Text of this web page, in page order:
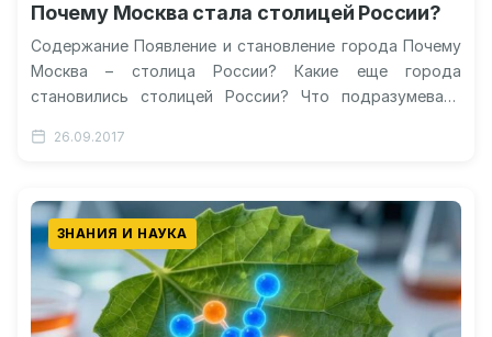
Почему Москва стала столицей России?
Содержание Появление и становление города Почему
Москва – столица России? Какие еще города
становились столицей России? Что подразумевает
столицу…
26.09.2017
ЗНАНИЯ И НАУКА